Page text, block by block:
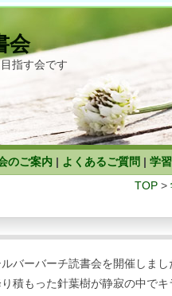
会
指す会です
のご案内 | よくあるご質問 | 学
TOP >
バーバーチ読書会を開催しまし
積もった針葉樹が静寂の中でキ